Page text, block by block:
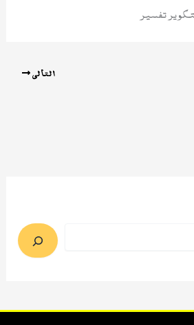
تفسير
التالي